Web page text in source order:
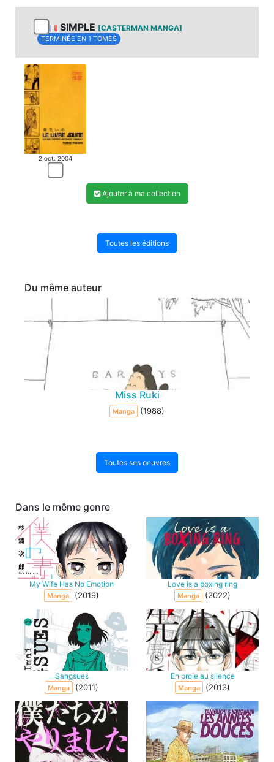
SIMPLE [CASTERMAN MANGA]
TERMINÉE EN 1 TOMES
2 oct. 2004
Ajouter à ma collection
Toutes les éditions
Du même auteur
Miss Ruki
Manga (1988)
Toutes ses oeuvres
Dans le même genre
My Wife Has No Emotion
Manga (2019)
Love is a boxing ring
Manga (2022)
Sangsues
Manga (2011)
En proie au silence
Manga (2013)